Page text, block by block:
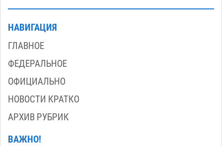
НАВИГАЦИЯ
ГЛАВНОЕ
ФЕДЕРАЛЬНОЕ
ОФИЦИАЛЬНО
НОВОСТИ КРАТКО
АРХИВ РУБРИК
ВАЖНО!